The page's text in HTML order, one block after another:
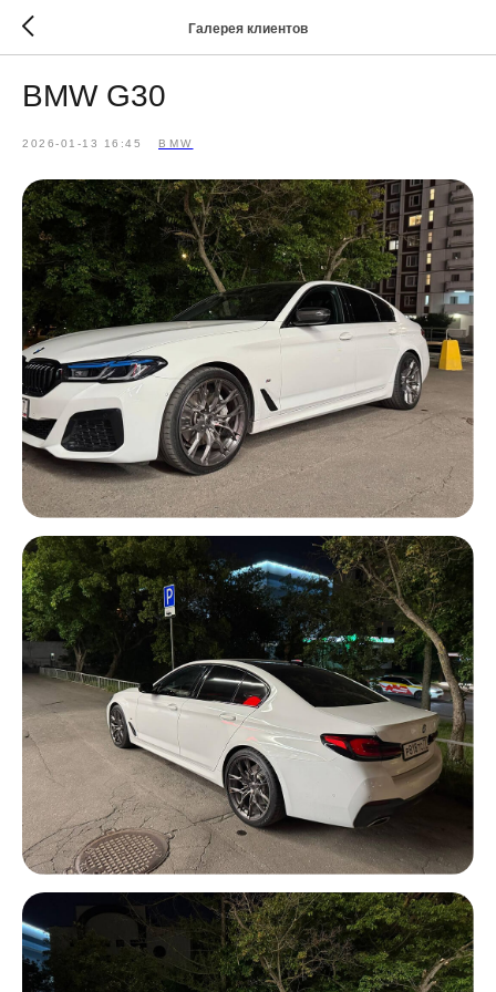
Галерея клиентов
BMW G30
2026-01-13 16:45 BMW